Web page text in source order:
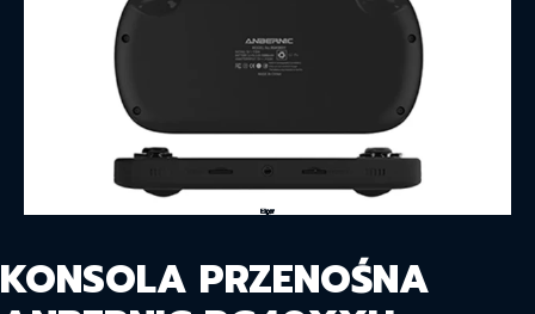
KONSOLA PRZENOŚNA